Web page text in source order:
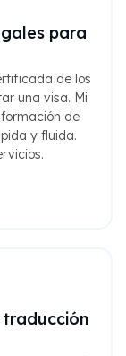
para
de los
una visa. Mi
de
y fluida.